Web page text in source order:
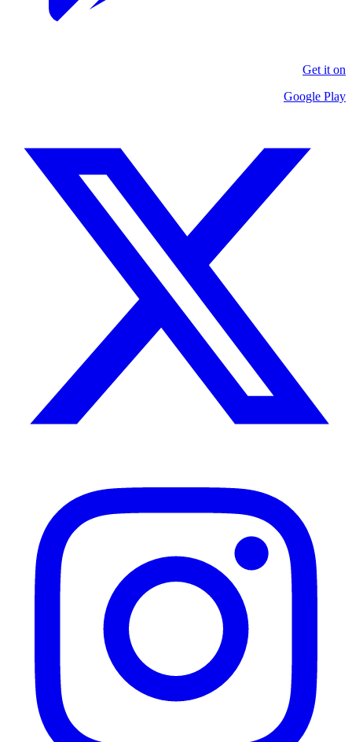
Get it on
Google Play